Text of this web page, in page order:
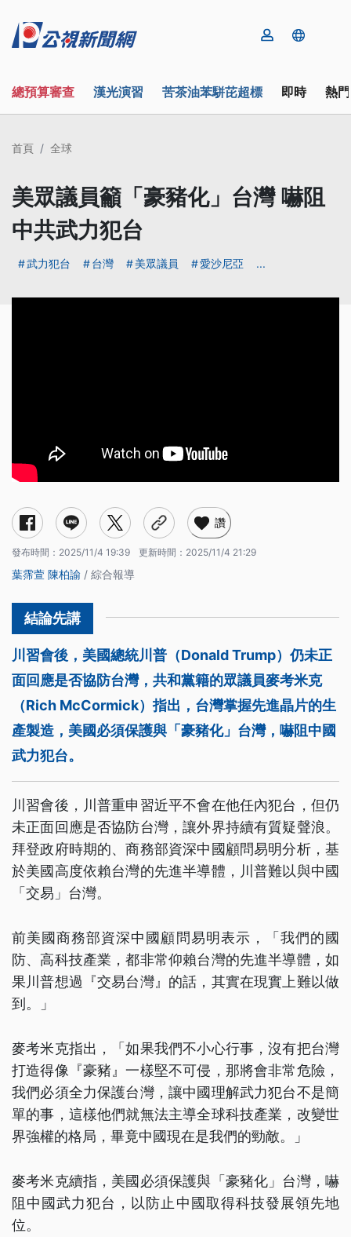
總預算審查 漢光演習 苦茶油苯駢芘超標 即時 熱
首頁 全球
美眾議員籲「豪豬化」台灣 嚇阻
中共武力犯台
武力犯台 台灣 美眾議員 愛沙尼亞 ...
讚
發布時間： 2025/11/4 19:39 更新時間： 2025/11/4 21:29
葉霈萱 陳柏諭 / 綜合報導
川習會後，美國總統川普（Donald Trump）仍未正
面回應是否協防台灣，共和黨籍的眾議員麥考米克
（Rich McCormick）指出，台灣掌握先進晶片的生
產製造，美國必須保護與「豪豬化」台灣，嚇阻中國
武力犯台。
川習會後，川普重申習近平不會在他任內犯台，但仍
未正面回應是否協防台灣，讓外界持續有質疑聲浪。
拜登政府時期的、商務部資深中國顧問易明分析，基
於美國高度依賴台灣的先進半導體，川普難以與中國
「交易」台灣。
前美國商務部資深中國顧問易明表示，「我們的國
防、高科技產業，都非常仰賴台灣的先進半導體，如
果川普想過『交易台灣』的話，其實在現實上難以做
到。」
麥考米克指出，「如果我們不小心行事，沒有把台灣
打造得像『豪豬』一樣堅不可侵，那將會非常危險，
我們必須全力保護台灣，讓中國理解武力犯台不是簡
單的事，這樣他們就無法主導全球科技產業，改變世
界強權的格局，畢竟中國現在是我們的勁敵。」
麥考米克續指，美國必須保護與「豪豬化」台灣，嚇
阻中國武力犯台，以防止中國取得科技發展領先地
位。